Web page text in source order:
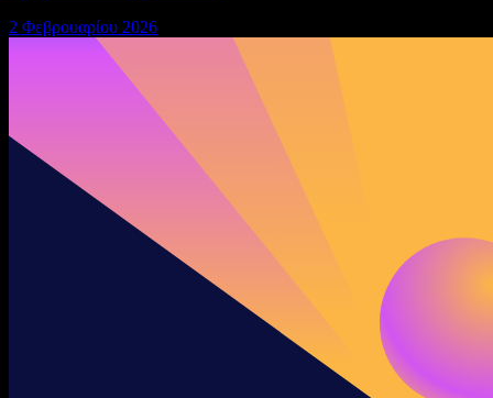
2 Φεβρουαρίου 2026